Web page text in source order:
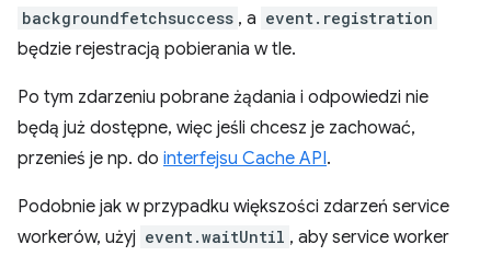
backgroundfetchsuccess , a event.registration
będzie rejestracją pobierania w tle.
Po tym zdarzeniu pobrane żądania i odpowiedzi nie
będą już dostępne, więc jeśli chcesz je zachować,
przenieś je np. do interfejsu Cache API.
Podobnie jak w przypadku większości zdarzeń service
workerów, użyj event.waitUntil , aby service worker